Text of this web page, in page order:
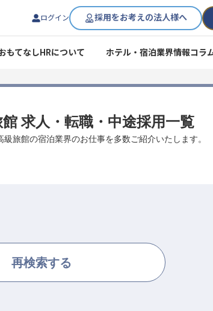
ログイン 採用をお考えの法人様へ
もてなしHRについて ホテル・宿泊業界情報コラ
求人・転職・中途採用一覧
旅館の宿泊業界のお仕事を多数ご紹介いたします。
再検索する